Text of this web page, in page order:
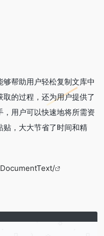
帮助用户轻松复制文库中
的过程，还为用户提供了
用户可以快速地将所需资
贴，大大节省了时间和精